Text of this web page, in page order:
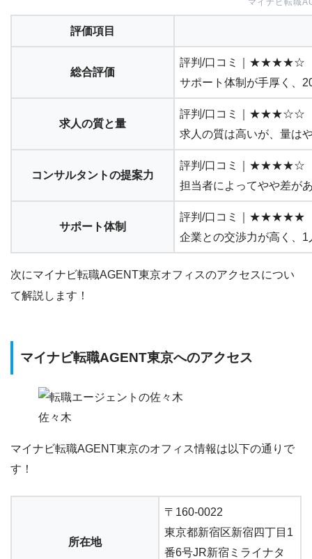
マイナビ転職
評価項目
総合評価
評判/口コミ｜★★★★☆
サポート体制が手厚く、
求人の質と量
評判/口コミ｜★★★☆☆
求人の質は高いが、量は
コンサルタントの提案力
評判/口コミ｜★★★★☆
担当者によってやや差が
サポート体制
評判/口コミ｜★★★★★
企業との交渉力が高く、
次にマイナビ転職AGENT東京オフィスのアクセスについ
て解説します！
マイナビ転職AGENT東京へのアクセス
佐々木
マイナビ転職AGENT東京のオフィス情報は以下の通りで
す！
所在地
〒160-0022
東京都新宿区新宿四丁目1
番6号JR新宿ミライナタ